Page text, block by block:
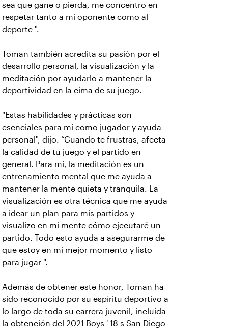
sea que gane o pierda, me concentro en
respetar tanto a mi oponente como al
deporte ".
Toman también acredita su pasión por el
desarrollo personal, la visualización y la
meditación por ayudarlo a mantener la
deportividad en la cima de su juego.
"Estas habilidades y prácticas son
esenciales para mí como jugador y ayuda
personal", dijo. “Cuando te frustras, afecta
la calidad de tu juego y el partido en
general. Para mí, la meditación es un
entrenamiento mental que me ayuda a
mantener la mente quieta y tranquila. La
visualización es otra técnica que me ayuda
a idear un plan para mis partidos y
visualizo en mi mente cómo ejecutaré un
partido. Todo esto ayuda a asegurarme de
que estoy en mi mejor momento y listo
para jugar ".
Además de obtener este honor, Toman ha
sido reconocido por su espíritu deportivo a
lo largo de toda su carrera juvenil, incluida
la obtención del 2021 Boys ' 18 s San Diego